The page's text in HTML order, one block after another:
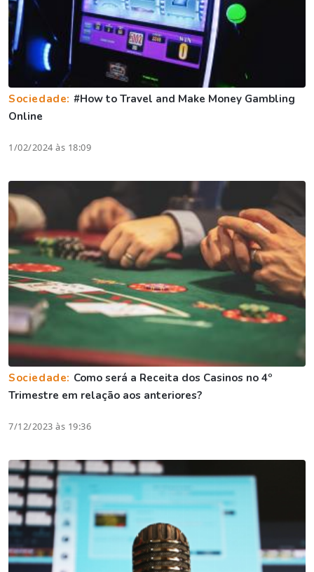
Sociedade: #How to Travel and Make Money Gambling
Online
1/02/2024 às 18:09
Sociedade: Como será a Receita dos Casinos no 4º
Trimestre em relação aos anteriores?
7/12/2023 às 19:36